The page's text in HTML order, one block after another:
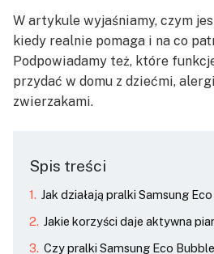
W artykule wyjaśniamy, czym
kiedy realnie pomaga i na co
Podpowiadamy też, które
przydać w domu z dziećmi,
zwierzakami.
Spis treści
Jak działają pralki Samsung
Jakie korzyści daje aktywna
Czy pralki Samsung Eco